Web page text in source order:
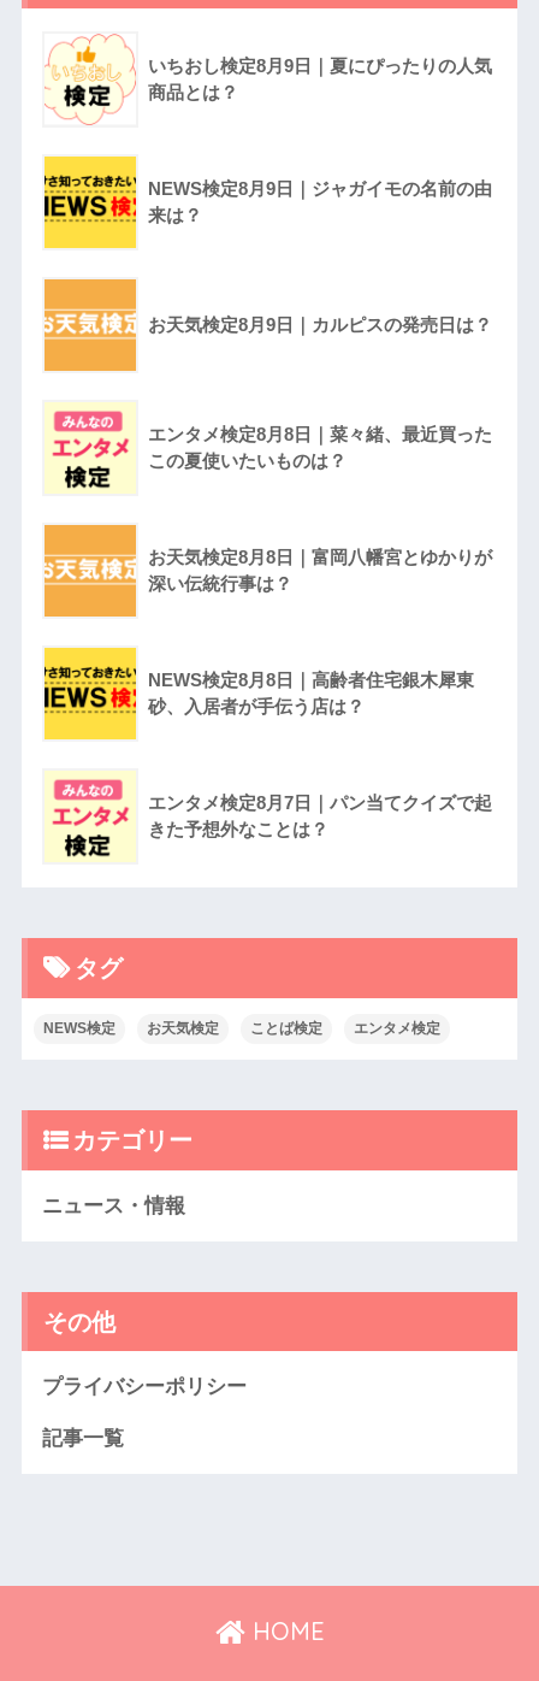
いちおし検定8月9日｜夏にぴったりの人気
商品とは？
NEWS検定8月9日｜ジャガイモの名前の由
来は？
お天気検定8月9日｜カルピスの発売日は？
エンタメ検定8月8日｜菜々緒、最近買った
この夏使いたいものは？
お天気検定8月8日｜富岡八幡宮とゆかりが
深い伝統行事は？
NEWS検定8月8日｜高齢者住宅銀木犀東
砂、入居者が手伝う店は？
エンタメ検定8月7日｜パン当てクイズで起
きた予想外なことは？
タグ
NEWS検定 お天気検定 ことば検定 エンタメ検定
カテゴリー
ニュース・情報
その他
プライバシーポリシー
記事一覧
HOME